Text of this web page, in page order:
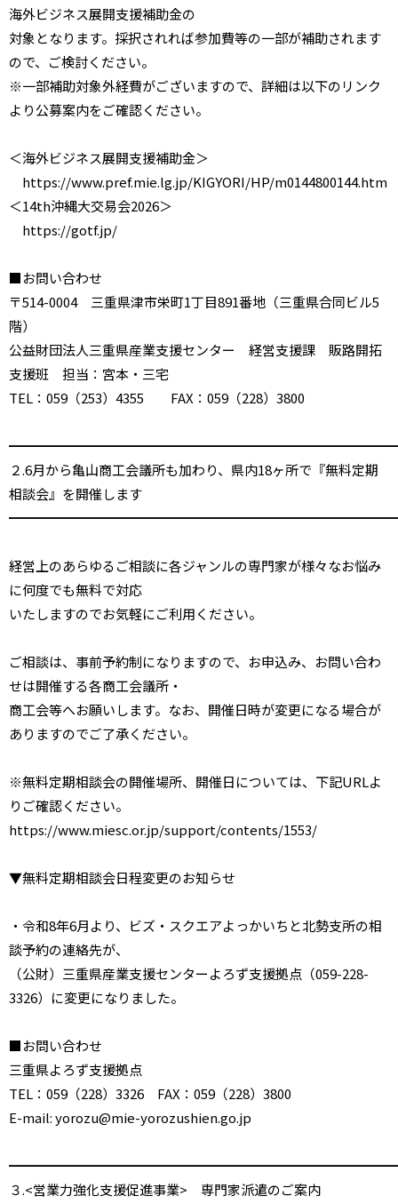
海外ビジネス展開支援補助金の
対象となります。採択されれば参加費等の一部が補助されます
ので、ご検討ください。
※一部補助対象外経費がございますので、詳細は以下のリンク
より公募案内をご確認ください。
＜海外ビジネス展開支援補助金＞
https://www.pref.mie.lg.jp/KIGYORI/HP/m0144800144.htm
＜14th沖縄大交易会2026＞
https://gotf.jp/
■お問い合わせ
〒514-0004 三重県津市栄町1丁目891番地（三重県合同ビル5
階）
公益財団法人三重県産業支援センター 経営支援課 販路開拓
支援班 担当：宮本・三宅
TEL：059（253）4355 FAX：059（228）3800
２.6月から亀山商工会議所も加わり、県内18ヶ所で『無料定期
相談会』を開催します
経営上のあらゆるご相談に各ジャンルの専門家が様々なお悩み
に何度でも無料で対応
いたしますのでお気軽にご利用ください。
ご相談は、事前予約制になりますので、お申込み、お問い合わ
せは開催する各商工会議所・
商工会等へお願いします。なお、開催日時が変更になる場合が
ありますのでご了承ください。
※無料定期相談会の開催場所、開催日については、下記URLよ
りご確認ください。
https://www.miesc.or.jp/support/contents/1553/
▼無料定期相談会日程変更のお知らせ
・令和8年6月より、ビズ・スクエアよっかいちと北勢支所の相
談予約の連絡先が、
（公財）三重県産業支援センターよろず支援拠点（059-228-
3326）に変更になりました。
■お問い合わせ
三重県よろず支援拠点
TEL：059（228）3326 FAX：059（228）3800
E-mail: yorozu@mie-yorozushien.go.jp
３.<営業力強化支援促進事業> 専門家派遣のご案内